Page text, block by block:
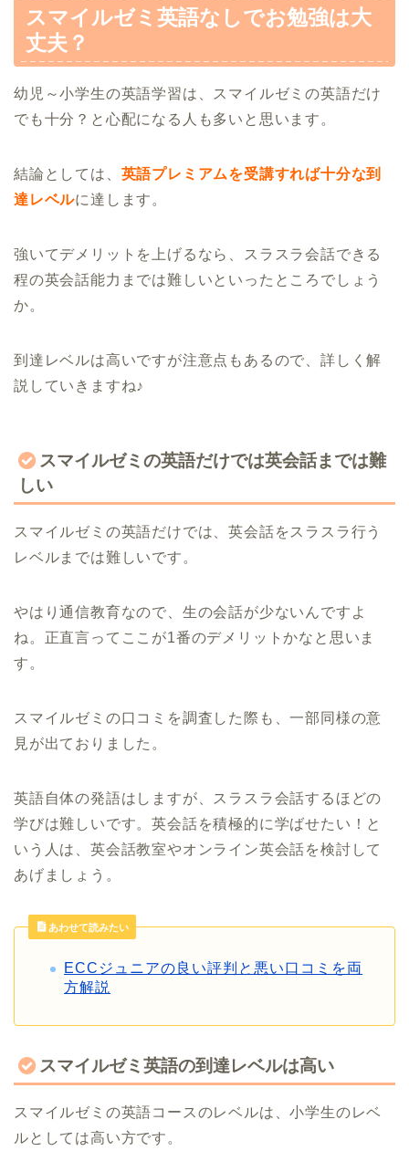
スマイルゼミ英語なしでお勉強は大
丈夫？
幼児～小学生の英語学習は、スマイルゼミの英語だけ
でも十分？と心配になる人も多いと思います。
結論としては、 英語プレミアムを受講すれば十分な到
達レベルに達します。
強いてデメリットを上げるなら、スラスラ会話できる
程の英会話能力までは難しいといったところでしょう
か。
到達レベルは高いですが注意点もあるので、詳しく解
説していきますね♪
スマイルゼミの英語だけでは英会話までは難
しい
スマイルゼミの英語だけでは、英会話をスラスラ行う
レベルまでは難しいです。
やはり通信教育なので、生の会話が少ないんですよ
ね。正直言ってここが1番のデメリットかなと思いま
す。
スマイルゼミの口コミを調査した際も、一部同様の意
見が出ておりました。
英語自体の発語はしますが、スラスラ会話するほどの
学びは難しいです。英会話を積極的に学ばせたい！と
いう人は、英会話教室やオンライン英会話を検討して
あげましょう。
あわせて読みたい
ECCジュニアの良い評判と悪い口コミを両
方解説
スマイルゼミ英語の到達レベルは高い
スマイルゼミの英語コースのレベルは、小学生のレベ
ルとしては高い方です。